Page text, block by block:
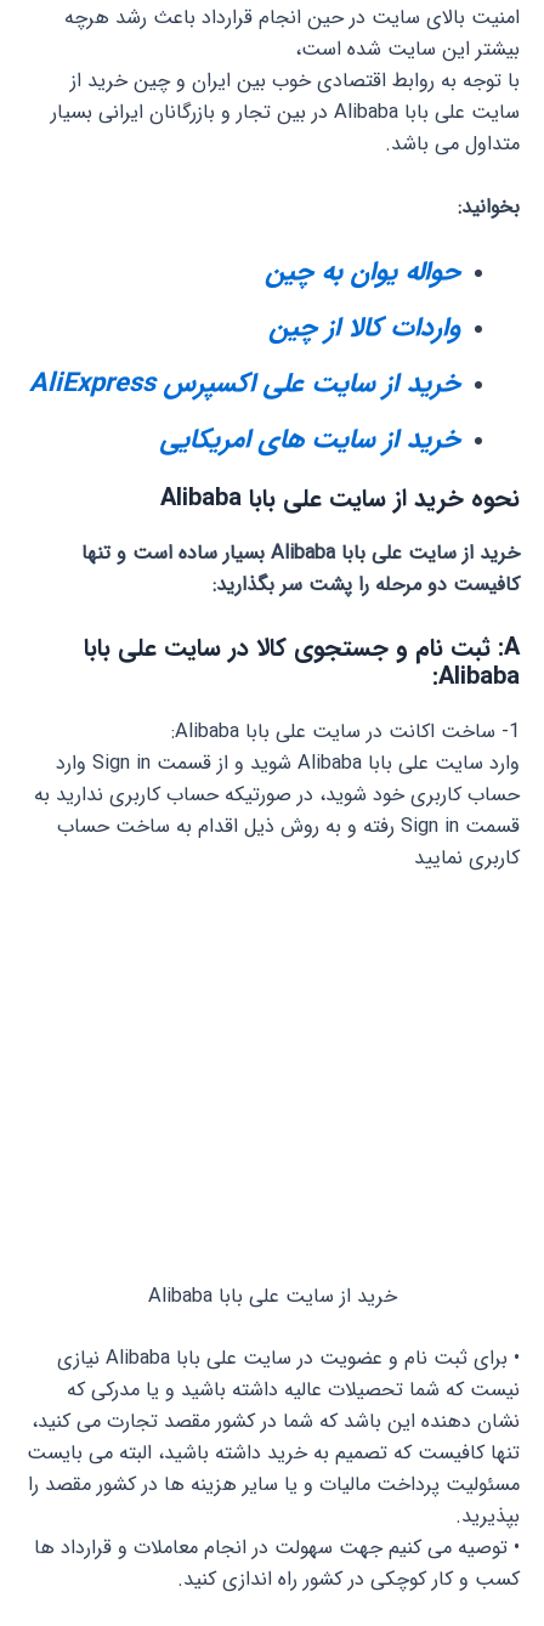
امنیت بالای سایت در حین انجام قرارداد باعث رشد هرچه
بیشتر این سایت شده است،
با توجه به روابط اقتصادی خوب بین ایران و چین خرید از
سایت علی بابا Alibaba در بین تجار و بازرگانان ایرانی بسیار
متداول می باشد.
بخوانید:
حواله یوان به چین
واردات کالا از چین
خرید از سایت علی اکسپرس AliExpress
خرید از سایت های امریکایی
نحوه خرید از سایت علی بابا Alibaba
خرید از سایت علی بابا Alibaba بسیار ساده است و تنها
کافیست دو مرحله را پشت سر بگذارید:
A: ثبت نام و جستجوی کالا در سایت علی بابا
Alibaba:
1- ساخت اکانت در سایت علی بابا Alibaba:
وارد سایت علی بابا Alibaba شوید و از قسمت Sign in وارد
حساب کاربری خود شوید، در صورتیکه حساب کاربری ندارید به
قسمت Sign in رفته و به روش ذیل اقدام به ساخت حساب
کاربری نمایید
خرید از سایت علی بابا Alibaba
• برای ثبت نام و عضویت در سایت علی بابا Alibaba نیازی
نیست که شما تحصیلات عالیه داشته باشید و یا مدرکی که
نشان دهنده این باشد که شما در کشور مقصد تجارت می کنید،
تنها کافیست که تصمیم به خرید داشته باشید، البته می بایست
مسئولیت پرداخت مالیات و یا سایر هزینه ها در کشور مقصد را
بپذیرید.
• توصیه می کنیم جهت سهولت در انجام معاملات و قرارداد ها
کسب و کار کوچکی در کشور راه اندازی کنید.